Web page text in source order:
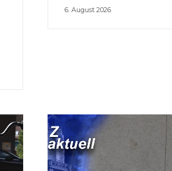
6. August 2026